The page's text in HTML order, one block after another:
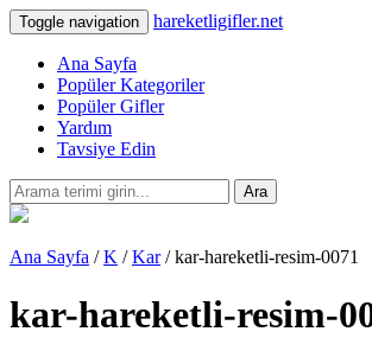
Toggle navigation hareketligifler.net
Ana Sayfa
Popüler Kategoriler
Popüler Gifler
Yardım
Tavsiye Edin
Ara
Ana Sayfa /K /Kar/ kar-hareketli-resim-0071
kar-hareketli-resim-